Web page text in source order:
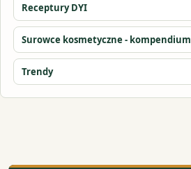
Receptury DYI
Surowce kosmetyczne - kompendium
Trendy